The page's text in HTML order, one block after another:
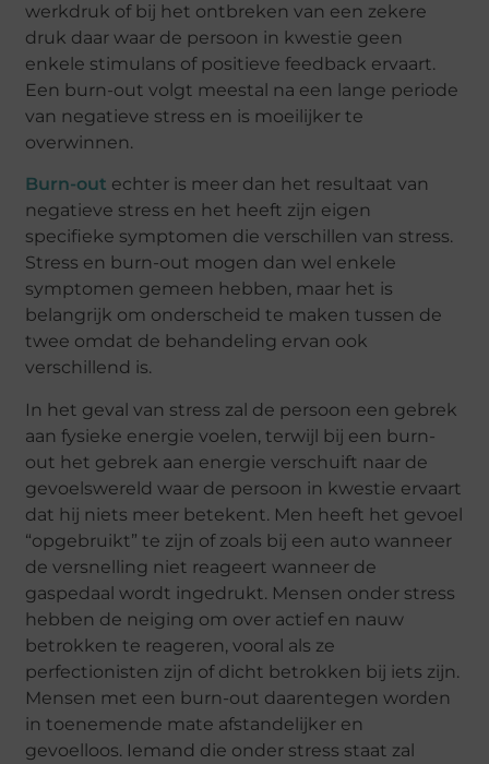
werkdruk of bij het ontbreken van een zekere
druk daar waar de persoon in kwestie geen
enkele stimulans of positieve feedback ervaart.
Een burn-out volgt meestal na een lange periode
van negatieve stress en is moeilijker te
overwinnen.
Burn-out echter is meer dan het resultaat van
negatieve stress en het heeft zijn eigen
specifieke symptomen die verschillen van stress.
Stress en burn-out mogen dan wel enkele
symptomen gemeen hebben, maar het is
belangrijk om onderscheid te maken tussen de
twee omdat de behandeling ervan ook
verschillend is.
In het geval van stress zal de persoon een gebrek
aan fysieke energie voelen, terwijl bij een burn-
out het gebrek aan energie verschuift naar de
gevoelswereld waar de persoon in kwestie ervaart
dat hij niets meer betekent. Men heeft het gevoel
“opgebruikt” te zijn of zoals bij een auto wanneer
de versnelling niet reageert wanneer de
gaspedaal wordt ingedrukt. Mensen onder stress
hebben de neiging om over actief en nauw
betrokken te reageren, vooral als ze
perfectionisten zijn of dicht betrokken bij iets zijn.
Mensen met een burn-out daarentegen worden
in toenemende mate afstandelijker en
gevoelloos. Iemand die onder stress staat zal